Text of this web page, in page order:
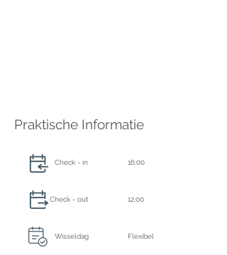
Praktische Informatie
Check - in 16:00
Check - out 12:00
Wisseldag Flexibel